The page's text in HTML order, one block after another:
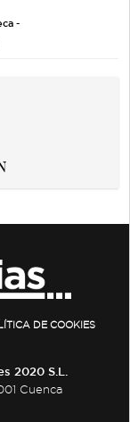
-
DE COOKIES
2020 S.L.
Cuenca